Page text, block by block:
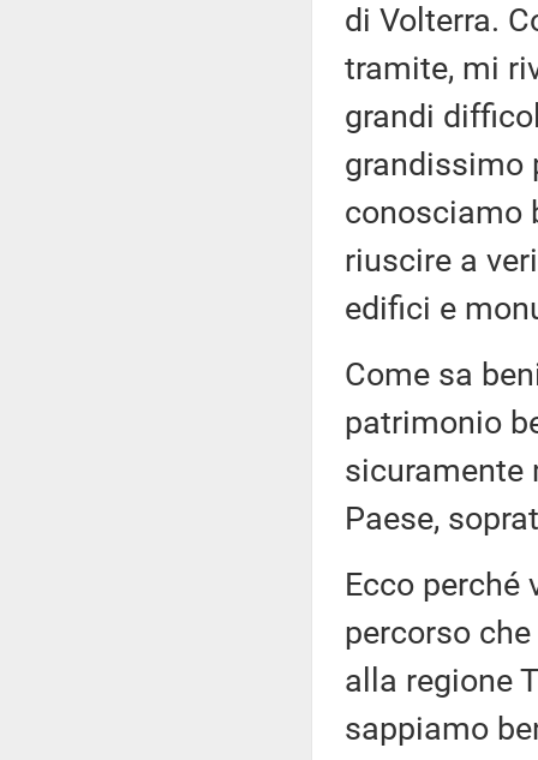
di Volterra.
tramite, mi
grandi
grandissimo
conosciamo
riuscire a
edifici e
Come sa
patrimonio
sicuramente
Paese,
Ecco perché
percorso
alla regione
sappiamo